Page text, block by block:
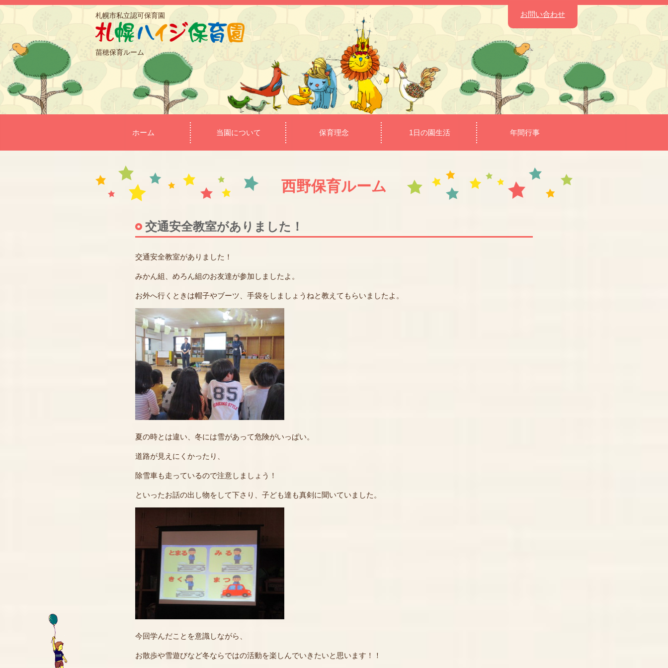
札幌市私立認可保育園
苗穂保育ルーム
お問い合わせ
ホーム 当園について 保育理念 1日の園生活 年間行事
西野保育ルーム
交通安全教室がありました！
交通安全教室がありました！
みかん組、めろん組のお友達が参加しましたよ。
お外へ行くときは帽子やブーツ、手袋をしましょうねと教えてもらいましたよ。
夏の時とは違い、冬には雪があって危険がいっぱい。
道路が見えにくかったり、
除雪車も走っているので注意しましょう！
といったお話の出し物をして下さり、子ども達も真剣に聞いていました。
今回学んだことを意識しながら、
お散歩や雪遊びなど冬ならではの活動を楽しんでいきたいと思います！！